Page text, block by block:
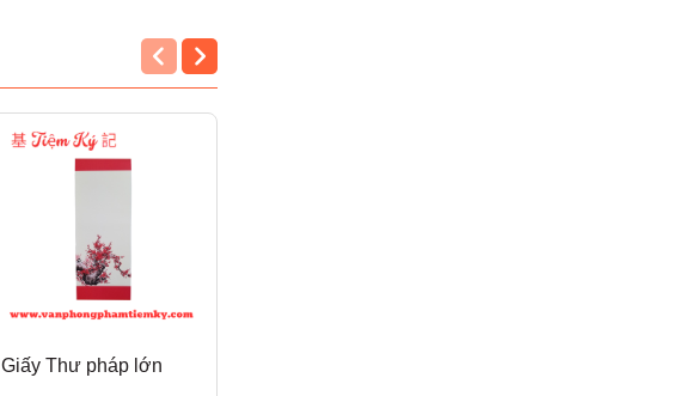
Giấy Thư pháp lớn